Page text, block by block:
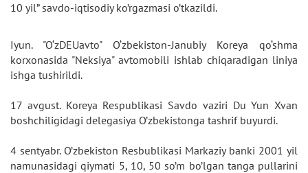
10 yil” savdo-iqtisodiy ko’rgazmasi o’tkazildi.
Iyun. "O‘zDEUavto" O‘zbekiston-Janubiy Koreya qo‘shma
korxonasida "Neksiya" avtomobili ishlab chiqaradigan liniya
ishga tushirildi.
17 avgust. Koreya Respublikasi Savdo vaziri Du Yun Xvan
boshchiligidagi delegasiya O’zbekistonga tashrif buyurdi.
4 sentyabr. O’zbekiston Resbublikasi Markaziy banki 2001 yil
namunasidagi qiymati 5, 10, 50 so’m bo’lgan tanga pullarini